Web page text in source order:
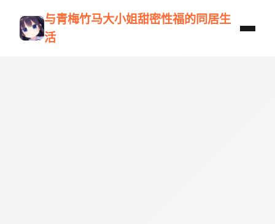
与青梅竹马大小姐甜密性福的同居生
活